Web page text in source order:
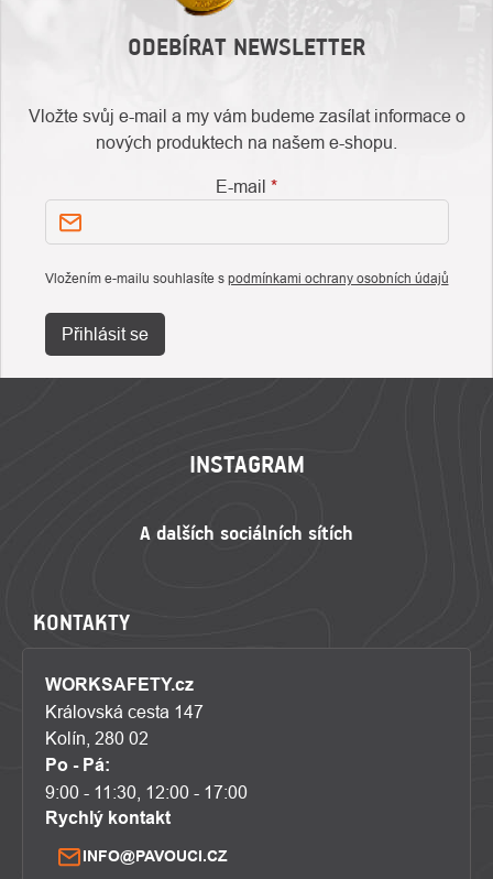
ODEBÍRAT NEWSLETTER
Vložte svůj e-mail a my vám budeme zasílat informace o
nových produktech na našem e-shopu.
E-mail
Vložením e-mailu souhlasíte s podmínkami ochrany osobních údajů
Přihlásit se
INSTAGRAM
KONTAKTY
WORKSAFETY.cz
Královská cesta 147
Kolín, 280 02
Po - Pá:
9:00 - 11:30, 12:00 - 17:00
Rychlý kontakt
INFO@PAVOUCI.CZ